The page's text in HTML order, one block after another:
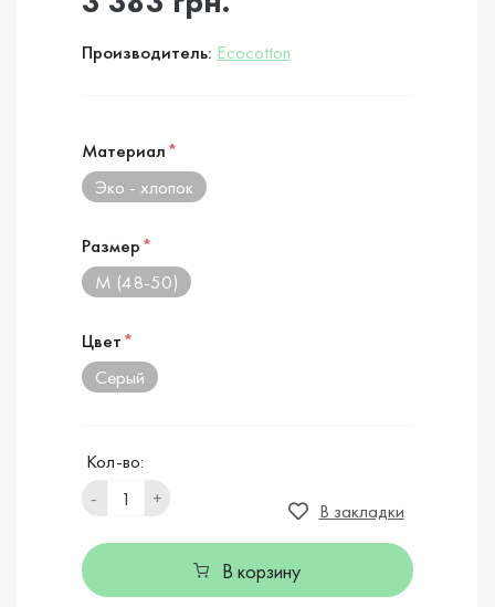
Производитель: Ecocotton
Материал*
Эко - хлопок
Размер*
M (48-50)
Цвет*
Серый
Кол-во:
-
+
В закладки
В корзину